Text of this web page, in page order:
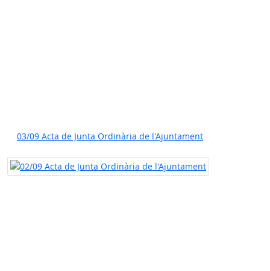
03/09 Acta de Junta Ordinària de l'Ajuntament